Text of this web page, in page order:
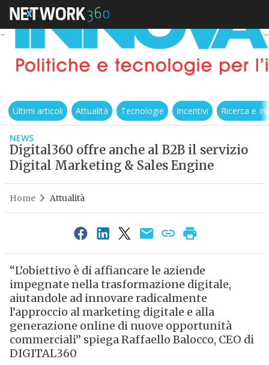
Ultimi articoli Attualità Tecnologie Incentivi Ricerca e
NEWS
Digital360 offre anche al B2B il servizio
Digital Marketing & Sales Engine
Home Attualità
“L’obiettivo è di affiancare le aziende
impegnate nella trasformazione digitale,
aiutandole ad innovare radicalmente
l’approccio al marketing digitale e alla
generazione online di nuove opportunità
commerciali” spiega Raffaello Balocco, CEO di
DIGITAL360